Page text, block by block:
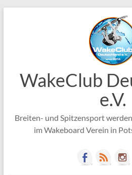
WakeClub
e.V.
Breiten- und Spitzensport
im Wakeboard Verein in